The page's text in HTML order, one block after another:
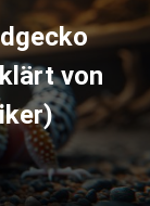
von